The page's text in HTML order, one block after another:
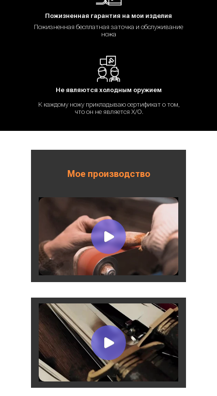
Пожизненная гарантия на мои изделия
Пожизненная бесплатная заточка и обслуживание
ножа
Не являются холодным оружием
К каждому ножу прикладываю сертификат о том,
что он не является Х/О.
Мое производство